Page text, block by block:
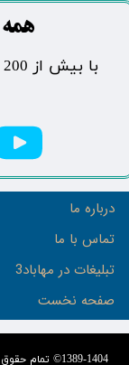
1389-1404© تمام حقوق این سایت متعلق به پایگاه خبری
درباره ما
تماس با ما
تبلیغات در مهاباد3
صفحه نخست